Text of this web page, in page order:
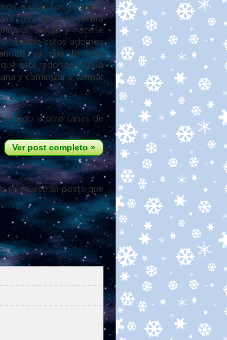
a usar son pedazos
tijera que nos servirá
al cartón y hacerle
a cabo estos adornos
ya que lo más
este redondo, con la
y comenzar a formar
lado a otro lanas de
Ver post completo »
se muestran posts que